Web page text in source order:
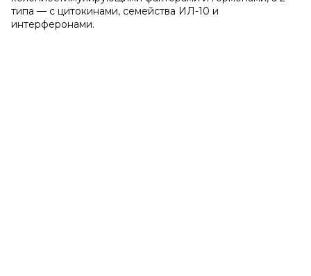
типа — с цитокинами, семейства ИЛ-10 и
интерферонами.